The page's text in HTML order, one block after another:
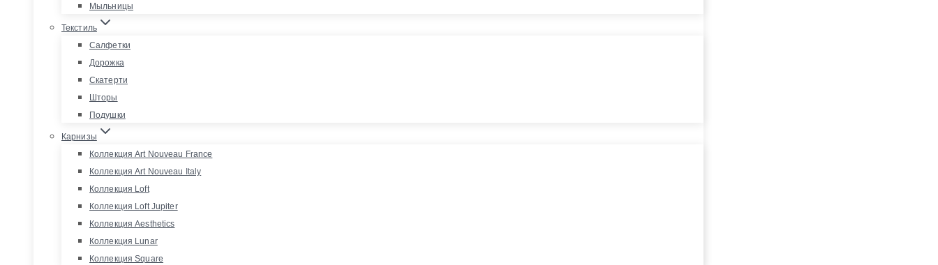
Мыльницы
Текстиль
Салфетки
Дорожка
Скатерти
Шторы
Подушки
Карнизы
Коллекция Art Nouveau France
Коллекция Art Nouveau Italy
Коллекция Loft
Коллекция Loft Jupiter
Коллекция Aesthetics
Коллекция Lunar
Коллекция Square